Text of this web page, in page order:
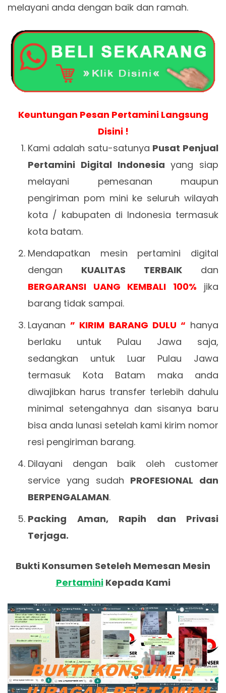
melayani anda dengan baik dan ramah.
Keuntungan Pesan Pertamini Langsung
Disini !
Kami adalah satu-satunya Pusat Penjual
Pertamini Digital Indonesia yang siap
melayani pemesanan maupun
pengiriman pom mini ke seluruh wilayah
kota / kabupaten di Indonesia termasuk
kota batam.
Mendapatkan mesin pertamini digital
dengan KUALITAS TERBAIK dan
BERGARANSI UANG KEMBALI 100% jika
barang tidak sampai.
Layanan ” KIRIM BARANG DULU “ hanya
berlaku untuk Pulau Jawa saja,
sedangkan untuk Luar Pulau Jawa
termasuk Kota Batam maka anda
diwajibkan harus transfer terlebih dahulu
minimal setengahnya dan sisanya baru
bisa anda lunasi setelah kami kirim nomor
resi pengiriman barang.
Dilayani dengan baik oleh customer
service yang sudah PROFESIONAL dan
BERPENGALAMAN.
Packing Aman, Rapih dan Privasi
Terjaga.
Bukti Konsumen Seteleh Memesan Mesin
PertaminiKepada Kami